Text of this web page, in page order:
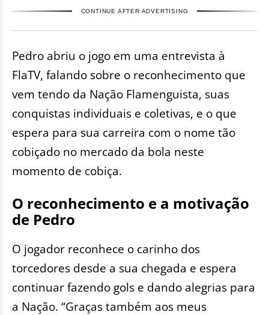
CONTINUE AFTER ADVERTISING
Pedro abriu o jogo em uma entrevista à
FlaTV, falando sobre o reconhecimento que
vem tendo da Nação Flamenguista, suas
conquistas individuais e coletivas, e o que
espera para sua carreira com o nome tão
cobiçado no mercado da bola neste
momento de cobiça.
O reconhecimento e a motivação
de Pedro
O jogador reconhece o carinho dos
torcedores desde a sua chegada e espera
continuar fazendo gols e dando alegrias para
a Nação. “Graças também aos meus